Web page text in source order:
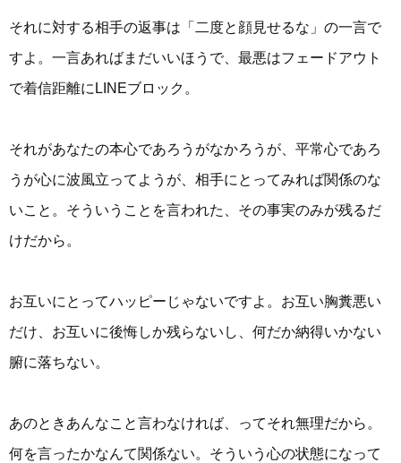
それに対する相手の返事は「二度と顔見せるな」の一言で
すよ。一言あればまだいいほうで、最悪はフェードアウト
で着信距離にLINEブロック。
それがあなたの本心であろうがなかろうが、平常心であろ
うが心に波風立ってようが、相手にとってみれば関係のな
いこと。そういうことを言われた、その事実のみが残るだ
けだから。
お互いにとってハッピーじゃないですよ。お互い胸糞悪い
だけ、お互いに後悔しか残らないし、何だか納得いかない
腑に落ちない。
あのときあんなこと言わなければ、ってそれ無理だから。
何を言ったかなんて関係ない。そういう心の状態になって